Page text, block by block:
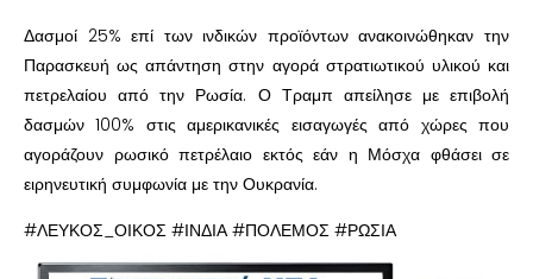
Δασμοί 25% επί των ινδικών προϊόντων ανακοινώθηκαν την
Παρασκευή ως απάντηση στην αγορά στρατιωτικού υλικού και
πετρελαίου από την Ρωσία. Ο Τραμπ απείλησε με επιβολή
δασμών 100% στις αμερικανικές εισαγωγές από χώρες που
αγοράζουν ρωσικό πετρέλαιο εκτός εάν η Μόσχα φθάσει σε
ειρηνευτική συμφωνία με την Ουκρανία.
#ΛΕΥΚΟΣ_ΟΙΚΟΣ #ΙΝΔΙΑ #ΠΟΛΕΜΟΣ #ΡΩΣΙΑ